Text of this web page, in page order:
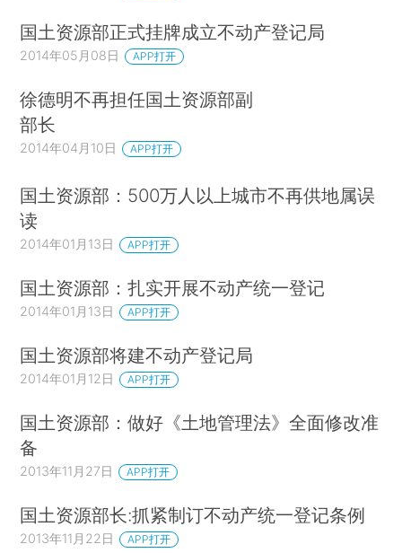
国土资源部正式挂牌成立不动产登记局
2014年05月08日 APP打开
徐德明不再担任国土资源部副
部长
2014年04月10日 APP打开
国土资源部：500万人以上城市不再供地属误
读
2014年01月13日 APP打开
国土资源部：扎实开展不动产统一登记
2014年01月13日 APP打开
国土资源部将建不动产登记局
2014年01月12日 APP打开
国土资源部：做好《土地管理法》全面修改准
备
2013年11月27日 APP打开
国土资源部长:抓紧制订不动产统一登记条例
2013年11月22日 APP打开